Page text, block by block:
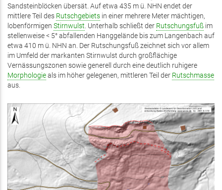
Sandsteinblöcken übersät. Auf etwa 435 m ü. NHN endet der
mittlere Teil des Rutschgebiets in einer mehrere Meter mächtigen,
lobenförmigen Stirnwulst. Unterhalb schließt der Rutschungsfuß im
stellenweise < 5° abfallenden Hanggelände bis zum Langenbach auf
etwa 410 m ü. NHN an. Der Rutschungsfuß zeichnet sich vor allem
im Umfeld der markanten Stirnwulst durch großflächige
Vernässungszonen sowie generell durch eine deutlich ruhigere
Morphologieals im höher gelegenen, mittleren Teil der Rutschmasse
aus.